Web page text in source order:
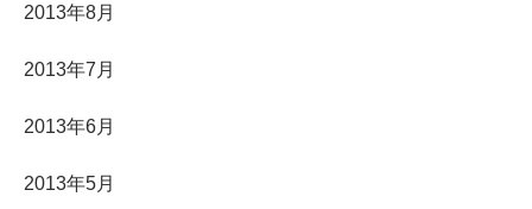
2013年8月
2013年7月
2013年6月
2013年5月